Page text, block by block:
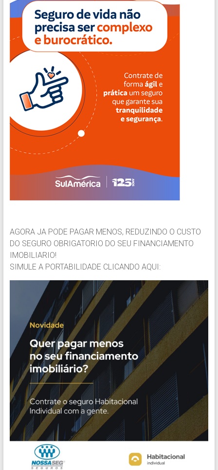
AGORA JA PODE PAGAR MENOS, REDUZINDO O CUSTO
DO SEGURO OBRIGATORIO DO SEU FINANCIAMENTO
IMOBILIARIO!
SIMULE A PORTABILIDADE CLICANDO AQUI: